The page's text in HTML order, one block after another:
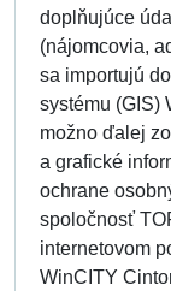
doplňujúce
(nájomcovia,
sa importujú
systému (GIS)
možno ďalej
a grafické
ochrane
spoločnosť
internetovom
WinCITY